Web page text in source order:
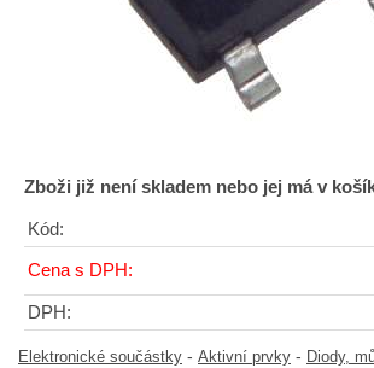
Zboži již není skladem nebo jej má v
Kód:
Cena s DPH:
DPH:
Elektronické součástky - Aktivní prvky - Diody,